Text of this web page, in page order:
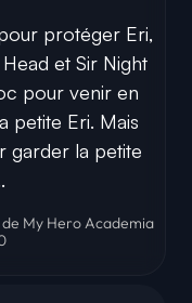
protéger Eri,
et Sir Night
pour venir en
petite Eri. Mais
garder la petite
My Hero Academia